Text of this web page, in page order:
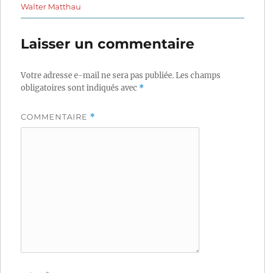
Walter Matthau
Laisser un commentaire
Votre adresse e-mail ne sera pas publiée.Les champs
obligatoires sont indiqués avec *
COMMENTAIRE *